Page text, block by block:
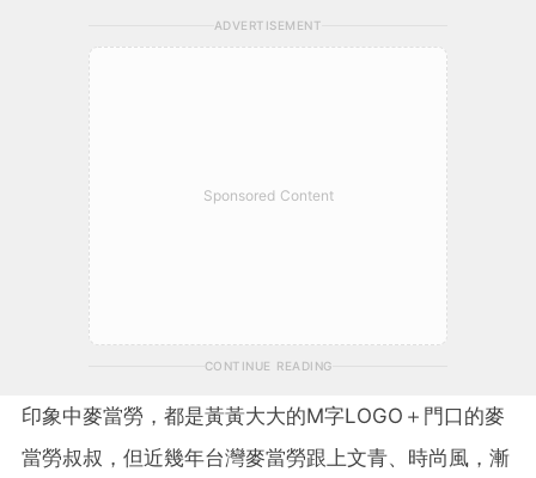
ADVERTISEMENT
Sponsored Content
CONTINUE READING
印象中麥當勞，都是黃黃大大的M字LOGO＋門口的麥
當勞叔叔，但近幾年台灣麥當勞跟上文青、時尚風，漸